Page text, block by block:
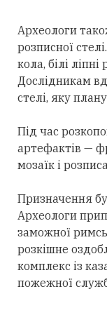
Археологи
розписної
кола, білі
Дослідникам
стелі, яку
Під час
артефактів —
мозаїк і
Призначення
Археологи
заможної
розкішне
комплекс із
пожежної